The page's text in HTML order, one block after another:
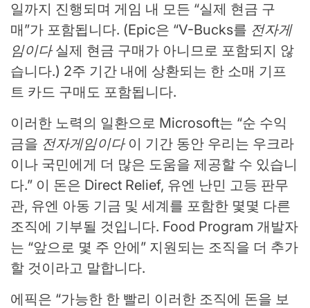
일까지 진행되며 게임 내 모든 “실제 현금 구
매”가 포함됩니다. (Epic은 “V-Bucks를 전자게
임이다실제 현금 구매가 아니므로 포함되지 않
습니다.) 2주 기간 내에 상환되는 한 소매 기프
트 카드 구매도 포함됩니다.
이러한 노력의 일환으로 Microsoft는 “순 수익
금을 전자게임이다이 기간 동안 우리는 우크라
이나 국민에게 더 많은 도움을 제공할 수 있습니
다.” 이 돈은 Direct Relief, 유엔 난민 고등 판무
관, 유엔 아동 기금 및 세계를 포함한 몇몇 다른
조직에 기부될 것입니다. Food Program 개발자
는 “앞으로 몇 주 안에” 지원되는 조직을 더 추가
할 것이라고 말합니다.
에픽은 “가능한 한 빨리 이러한 조직에 돈을 보